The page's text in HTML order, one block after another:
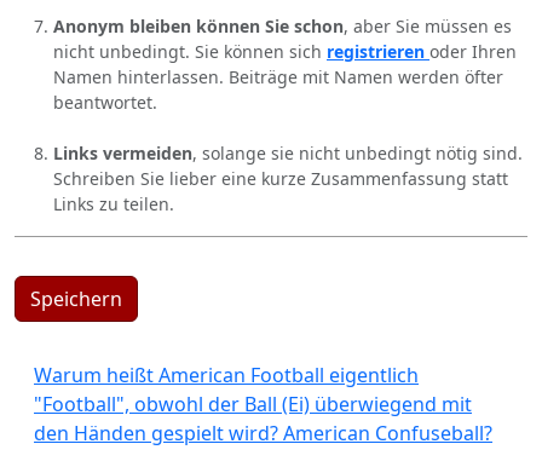
Anonym bleiben können Sie schon, aber Sie müssen es
nicht unbedingt. Sie können sich registrieren oder Ihren
Namen hinterlassen. Beiträge mit Namen werden öfter
beantwortet.
Links vermeiden, solange sie nicht unbedingt nötig sind.
Schreiben Sie lieber eine kurze Zusammenfassung statt
Links zu teilen.
Speichern
Warum heißt American Football eigentlich
"Football", obwohl der Ball (Ei) überwiegend mit
den Händen gespielt wird? American Confuseball?